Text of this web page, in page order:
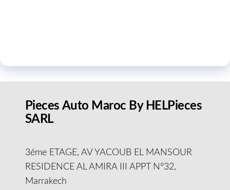
Pieces Auto Maroc By HELPieces
SARL
3éme ETAGE, AV YACOUB EL MANSOUR
RESIDENCE AL AMIRA III APPT N°32,
Marrakech